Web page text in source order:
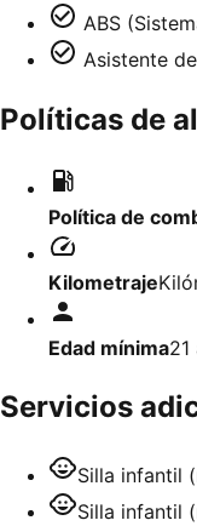
ABS
Asistente
Políticas de
Política de
Kilometraje
Edad mínima21
Servicios
Silla infantil
Silla infantil